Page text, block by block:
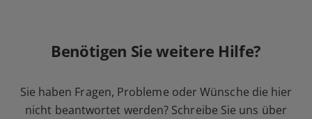
Benötigen Sie weitere Hilfe?
Sie haben Fragen, Probleme oder Wünsche die hier
nicht beantwortet werden? Schreibe Sie uns über